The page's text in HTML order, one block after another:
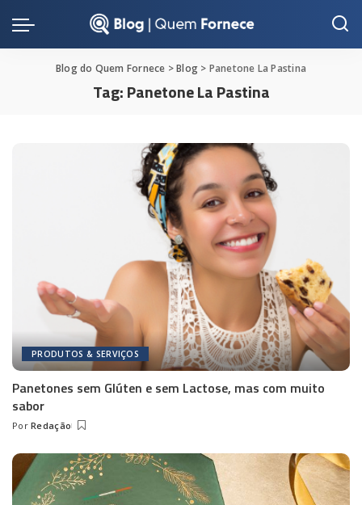
Blog do Quem Fornece >Blog > Panetone La Pastina
Tag:Panetone La Pastina
PRODUTOS & SERVIÇOS
Panetones sem Glúten e sem Lactose, mas com muito
sabor
Posted
Por Redação